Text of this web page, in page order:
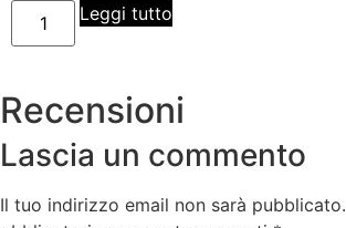
Leggi tutto
Recensioni
Lascia un commento
Il tuo indirizzo email non sarà pubblicato.